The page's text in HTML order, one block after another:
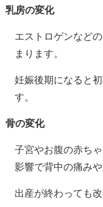
乳房の変化
エストロゲンなど
まります。
妊娠後期になると
す。
骨の変化
子宮やお腹の赤ち
影響で背中の痛み
出産が終わっても